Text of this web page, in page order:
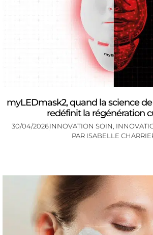
myLEDmask2, quand la science
redéfinit la régénération
30/04/2026INNOVATION SOIN
PAR ISABELLE